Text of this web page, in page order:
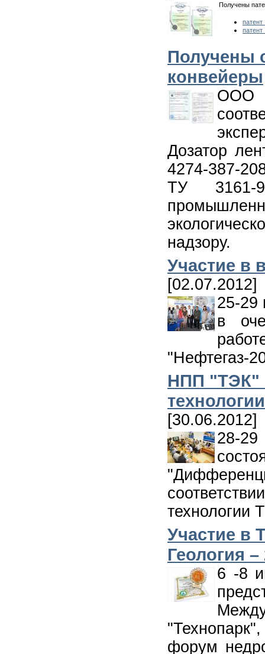
Получены
Получены
конвейеры
ООО
Дозатор
4274-387-
ТУ 3161-
надзору.
Участие в
[02.07.2012]
25-29
в
"Нефтегаз-
НПП "ТЭК"
[30.06.2012]
28-
технологии
Участие в
Геология –
6 -8
форум